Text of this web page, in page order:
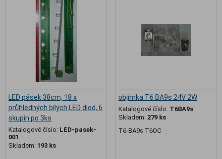
LED pásek 38cm, 18 x
průhledných bílých LED diod, 6
skupin po 3ks
Katalogové číslo: LED-pasek-
001
Skladem: 193 ks
objímka T6 BA9s 24V 2W
Katalogové číslo: T6BA9s
Skladem: 279 ks
T6-BA9s T6OC